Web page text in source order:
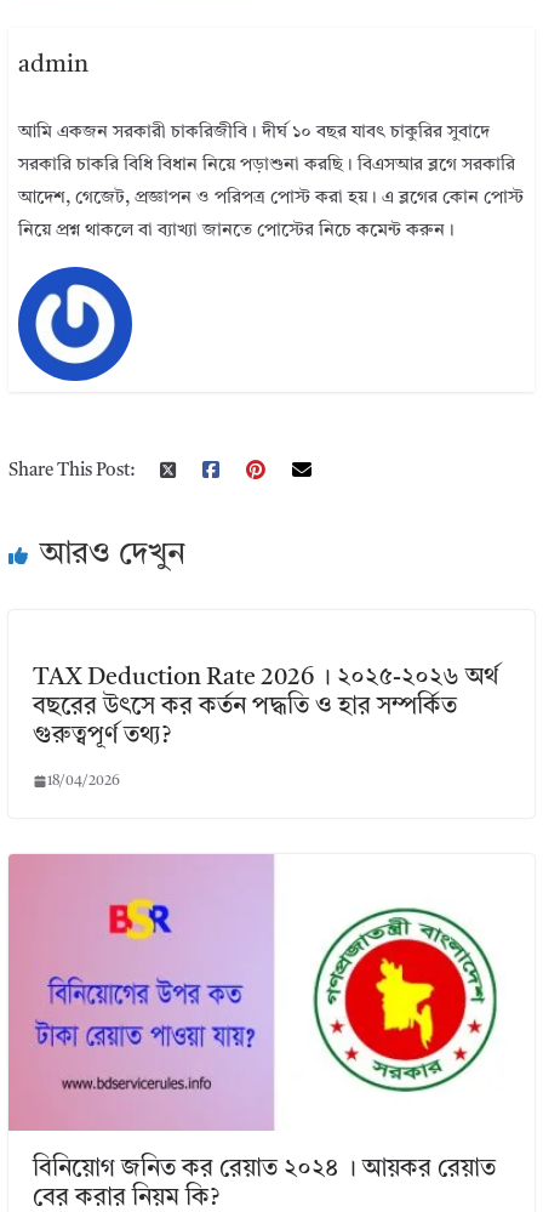
admin
আমি একজন সরকারী চাকরিজীবি। দীর্ঘ ১০ বছর যাবৎ চাকুরির সুবাদে
সরকারি চাকরি বিধি বিধান নিয়ে পড়াশুনা করছি। বিএসআর ব্লগে সরকারি
আদেশ, গেজেট, প্রজ্ঞাপন ও পরিপত্র পোস্ট করা হয়। এ ব্লগের কোন পোস্ট
নিয়ে প্রশ্ন থাকলে বা ব্যাখ্যা জানতে পোস্টের নিচে কমেন্ট করুন।
Share This Post:
আরও দেখুন
TAX Deduction Rate 2026 । ২০২৫-২০২৬ অর্থ
বছরের উৎসে কর কর্তন পদ্ধতি ও হার সম্পর্কিত
গুরুত্বপূর্ণ তথ্য?
18/04/2026
বিনিয়োগ জনিত কর রেয়াত ২০২৪ । আয়কর রেয়াত
বের করার নিয়ম কি?